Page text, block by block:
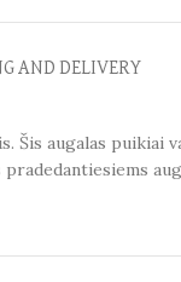
AND DELIVERY
augalas puikiai